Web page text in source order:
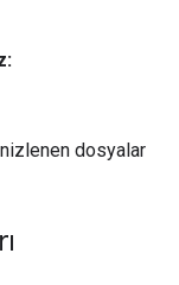
dosyalar